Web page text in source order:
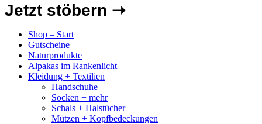
Jetzt stöbern ➝
Shop – Start
Gutscheine
Naturprodukte
Alpakas im Rankenlicht
Kleidung + Textilien
Handschuhe
Socken + mehr
Schals + Halstücher
Mützen + Kopfbedeckungen